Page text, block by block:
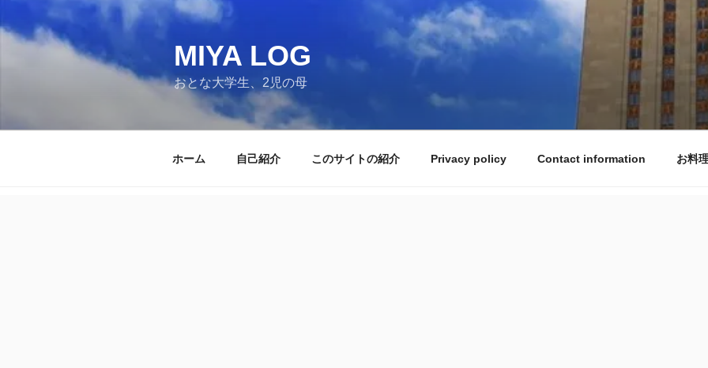
ン
MIYA LOG
おとな大学生、2児の母
ホーム 自己紹介 このサイトの紹介 Privacy policy Contact information お料